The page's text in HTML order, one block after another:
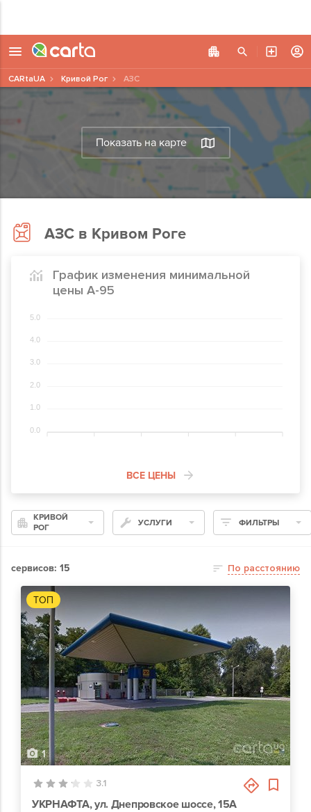
Показать на карте
CARtaUA Кривой Рог АЗС
АЗС в Кривом Роге
График изменения минимальной
цены А-95
ВСЕ ЦЕНЫ
5.0
4.0
3.0
2.0
1.0
0.0
КРИВОЙ
РОГ
УСЛУГИ ФИЛЬТРЫ
сервисов: 15 По расстоянию
ТОП
1
3.1
УКРНАФТА, ул. Днепровское шоссе, 15А